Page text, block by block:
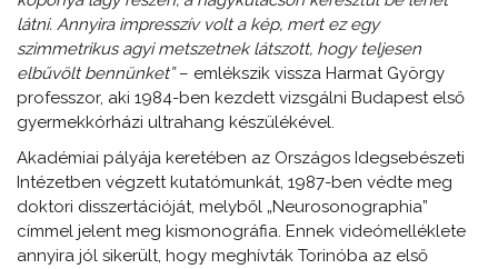
látni. Annyira impresszív volt a kép, mert ez egy
szimmetrikus agyi metszetnek látszott, hogy teljesen
elbűvölt bennünket”– emlékszik vissza Harmat György
professzor, aki 1984-ben kezdett vizsgálni Budapest első
gyermekkórházi ultrahang készülékével.
Akadémiai pályája keretében az Országos Idegsebészeti
Intézetben végzett kutatómunkát, 1987-ben védte meg
doktori disszertációját, melyből „Neurosonographia”
címmel jelent meg kismonográfia. Ennek videómelléklete
annyira jól sikerült, hogy meghívták Torinóba az első